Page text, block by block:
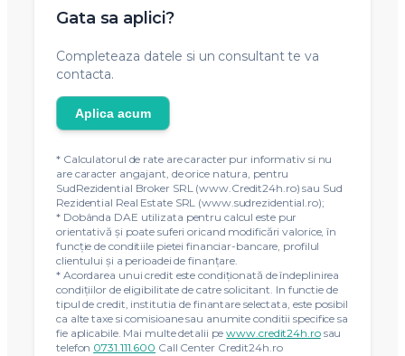
Gata sa aplici?
Completeaza datele si un consultant te va
contacta.
Aplica acum
* Calculatorul de rate are caracter pur informativ si nu
are caracter angajant, de orice natura, pentru
SudRezidential Broker SRL (www.Credit24h.ro) sau Sud
Rezidential Real Estate SRL (www.sudrezidential.ro);
* Dobânda DAE utilizata pentru calcul este pur
orientativă și poate suferi oricand modificări valorice, în
funcție de conditiile pietei financiar-bancare, profilul
clientului și a perioadei de finanțare.
* Acordarea unui credit este condiţionată de îndeplinirea
condiţiilor de eligibilitate de catre solicitant. In functie de
tipul de credit, institutia de finantare selectata, este posibil
ca alte taxe si comisioane sau anumite conditii specifice sa
fie aplicabile. Mai multe detalii pewww.credit24h.rosau
telefon 0731.111.600 Call Center Credit24h.ro